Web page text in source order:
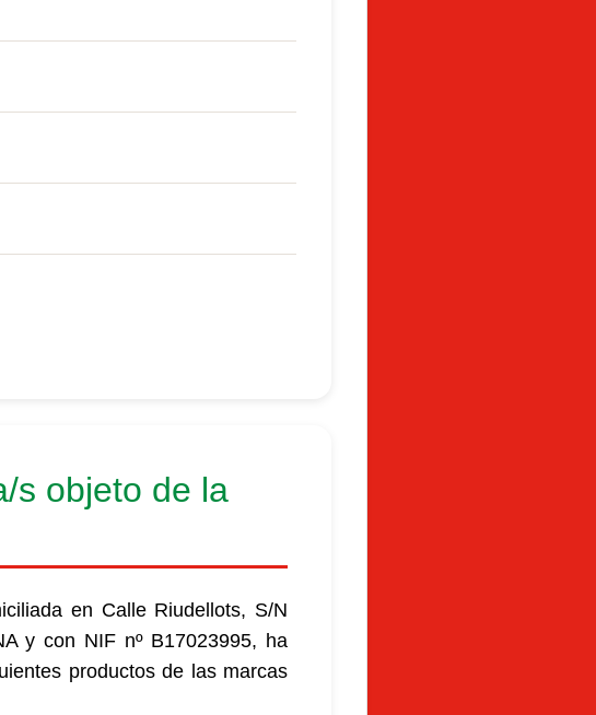
s objeto de la
en Calle Riudellots, S/N
y con NIF nº B17023995, ha
productos de las marcas